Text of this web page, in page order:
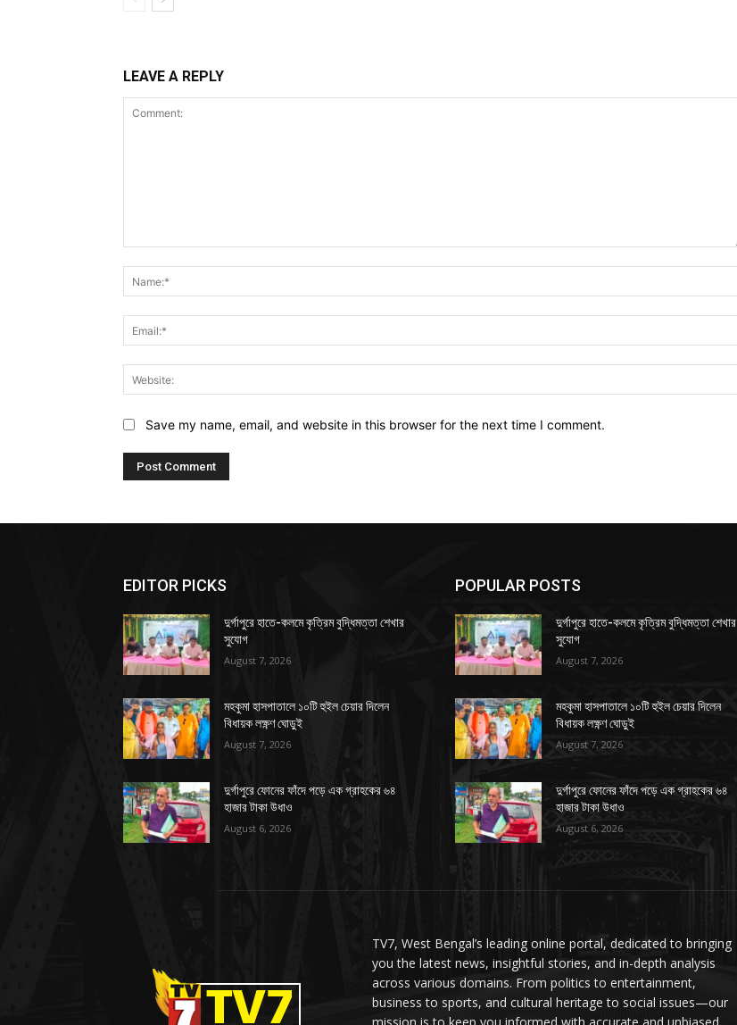
LEAVE A REPLY
Save my name, email, and website in this browser for the next time I comment.
EDITOR PICKS
দুর্গাপুরে হাতে-কলমে কৃত্রিম বুদ্ধিমত্তা শেখার
সুযোগ
August 7, 2026
মহকুমা হাসপাতালে ১০টি হুইল চেয়ার দিলেন
বিধায়ক লক্ষ্ণণ ঘোড়ুই
August 7, 2026
দুর্গাপুরে ফোনের ফাঁদে পড়ে এক গ্রাহকের ৬৪
হাজার টাকা উধাও
August 6, 2026
POPULAR POSTS
দুর্গাপুরে হাতে-কলমে কৃত্রিম বুদ্ধিমত্তা শেখার
সুযোগ
August 7, 2026
মহকুমা হাসপাতালে ১০টি হুইল চেয়ার দিলেন
বিধায়ক লক্ষ্ণণ ঘোড়ুই
August 7, 2026
দুর্গাপুরে ফোনের ফাঁদে পড়ে এক গ্রাহকের ৬৪
হাজার টাকা উধাও
August 6, 2026
TV7, West Bengal’s leading online portal, dedicated to bringing
you the latest news, insightful stories, and in-depth analysis
across various domains. From politics to entertainment,
business to sports, and cultural heritage to social issues—our